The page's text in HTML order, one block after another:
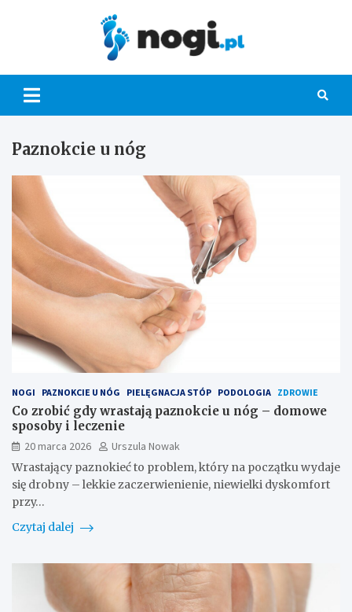
Paznokcie u nóg
NOGI PAZNOKCIE U NÓG PIELĘGNACJA STÓP PODOLOGIA ZDROWIE
Co zrobić gdy wrastają paznokcie u nóg – domowe
sposoby i leczenie
20 marca 2026
Urszula Nowak
Wrastający paznokieć to problem, który na początku wydaje
się drobny – lekkie zaczerwienienie, niewielki dyskomfort
przy…
Czytaj dalej